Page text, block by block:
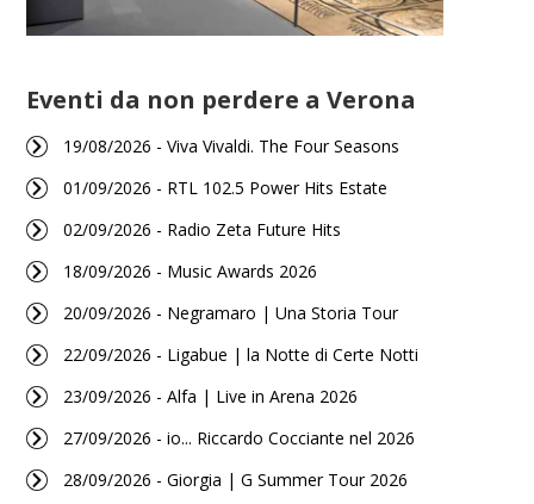
Eventi da non perdere a Verona
19/08/2026 - Viva Vivaldi. The Four Seasons
01/09/2026 - RTL 102.5 Power Hits Estate
02/09/2026 - Radio Zeta Future Hits
18/09/2026 - Music Awards 2026
20/09/2026 - Negramaro | Una Storia Tour
22/09/2026 - Ligabue | la Notte di Certe Notti
23/09/2026 - Alfa | Live in Arena 2026
27/09/2026 - io... Riccardo Cocciante nel 2026
28/09/2026 - Giorgia | G Summer Tour 2026